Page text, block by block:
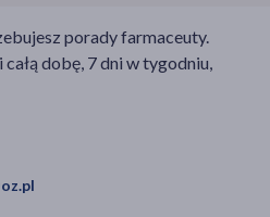
porady farmaceuty.
dobę, 7 dni w tygodniu,